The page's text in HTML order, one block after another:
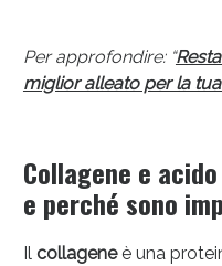
Per approfondire: “
miglior alleato per la
Collagene e
e perché sono
Il collageneè una